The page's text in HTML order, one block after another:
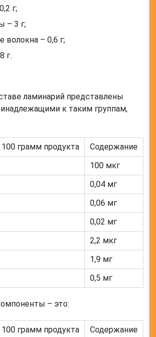
г;
– 3 г;
волокна – 0,6 г;
г.
ламинарий представлены
к таким группам,
грамм продукта
Содержание
100 мкг
0,04 мг
0,06 мг
0,02 мг
2,2 мкг
1,9 мг
0,5 мг
– это:
грамм продукта
Содержание